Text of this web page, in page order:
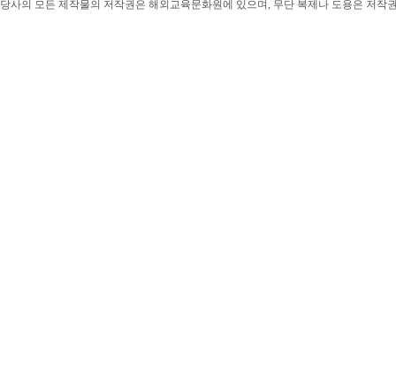
당사의 모든 제작물의 저작권은 해외교육문화원에 있으며, 무단 복제나 도용은 저